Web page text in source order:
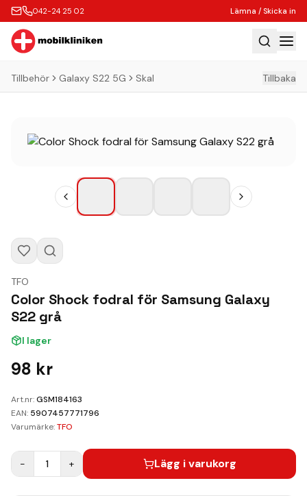
042-24 25 02 Lämna / Skicka in
Hem
Köp
Boka Express
Lämna / Skicka in
Butik
Kontakt
Kundvagn
Tillbehör Galaxy S22 5G Skal Tillbaka
TFO
Color Shock fodral för Samsung Galaxy
S22 grå
I lager
98 kr
Art.nr:GSM184163
EAN: 5907457771796
Varumärke:TFO
− 1 + Lägg i varukorg